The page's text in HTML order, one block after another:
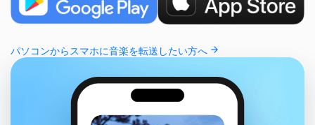
パソコンからスマホに音楽を転送したい方へ